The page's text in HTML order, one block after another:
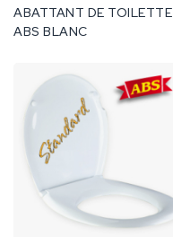
ABATTANT DE TOILETTE
ABS BLANC